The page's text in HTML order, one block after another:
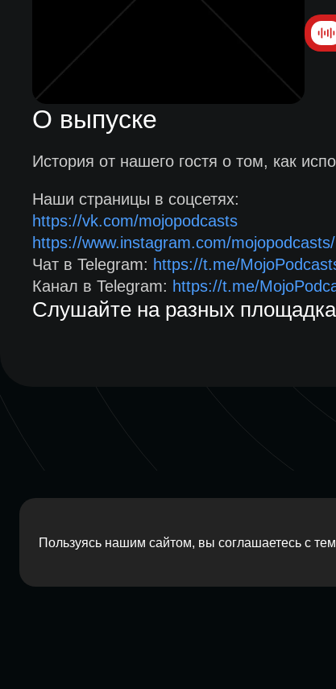
О выпуске
История от нашего гостя о том, как
Наши страницы в соцсетях:
https://vk.com/mojopodcasts
https://www.instagram.com/mojopodcasts/
Чат в Telegram: https://t.me/
Канал в Telegram: https://t.me/
Слушайте на разных
Пользуясь нашим сайтом, вы соглашаетесь с